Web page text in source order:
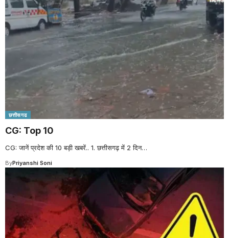
छत्तीसगढ
CG: Top 10
CG: जानें प्रदेश की 10 बड़ी खबरें.. 1. छत्तीसगढ़ में 2 दिन…
ByPriyanshi Soni